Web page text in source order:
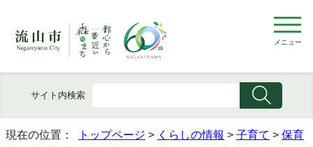
メニュー
サイト内検索
現在の位置： トップページ > くらしの情報 > 子育て > 保育